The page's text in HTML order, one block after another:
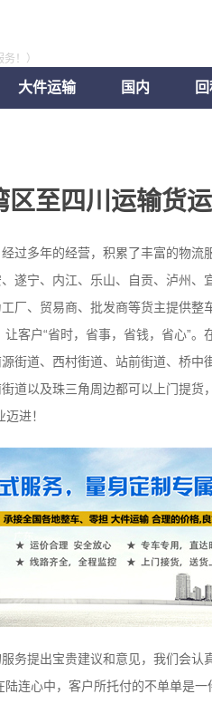
！）
大件运输 国内
至四川运输货
过多年的经营，积累了丰富的物流
遂宁、内江、乐山、自贡、泸州
厂、贸易商、批发商等货主提供
客户“省时，省事，省钱，省心”。
街道、西村街道、站前街道、桥中
道以及珠三角周边都可以上门提货
进！
务提出宝贵建议和意见，我们会
连心中，客户所托付的不单单是